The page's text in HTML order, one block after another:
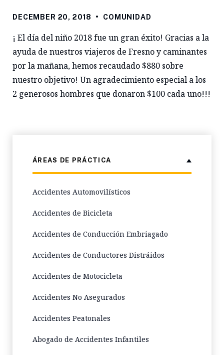
DECEMBER 20, 2018 • COMUNIDAD
¡ El día del niño 2018 fue un gran éxito! Gracias a la
ayuda de nuestros viajeros de Fresno y caminantes
por la mañana, hemos recaudado $880 sobre
nuestro objetivo! Un agradecimiento especial a los
2 generosos hombres que donaron $100 cada uno!!!
ÁREAS DE PRÁCTICA
Accidentes Automovilísticos
Accidentes de Bicicleta
Accidentes de Conducción Embriagado
Accidentes de Conductores Distráidos
Accidentes de Motocicleta
Accidentes No Asegurados
Accidentes Peatonales
Abogado de Accidentes Infantiles